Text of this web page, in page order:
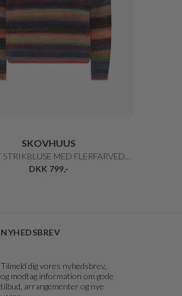
SKOVHUUS
DKK 799,-
NYHEDSBREV
Tilmeld dig vores nyhedsbrev,
og modtag information om gode
tilbud, arrangementer og nye